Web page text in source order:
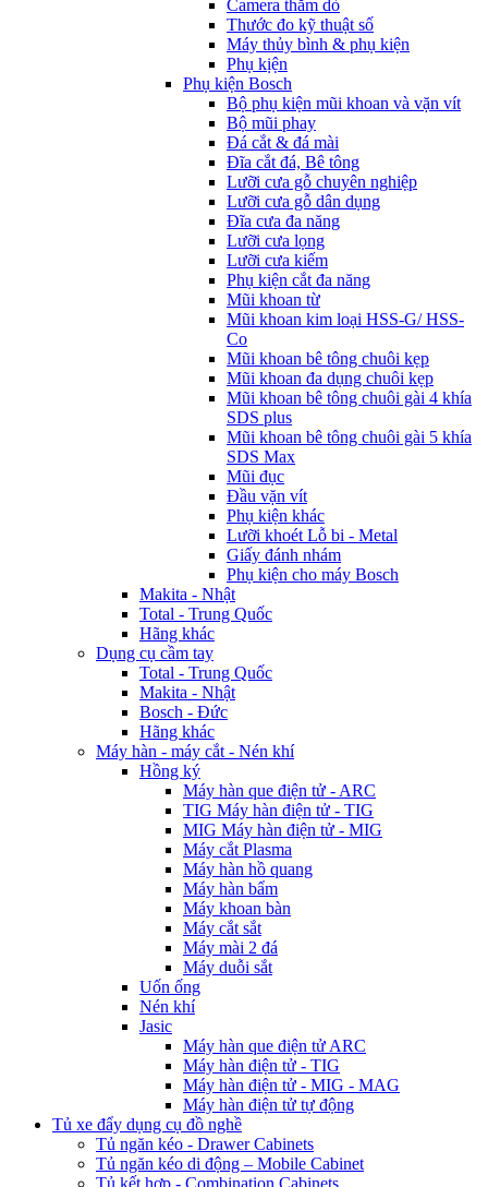
Camera thăm dò
Thước đo kỹ thuật số
Máy thủy bình & phụ kiện
Phụ kịện
Phụ kiện Bosch
Bộ phụ kiện mũi khoan và vặn vít
Bộ mũi phay
Đá cắt & đá mài
Đĩa cắt đá, Bê tông
Lưỡi cưa gỗ chuyên nghiệp
Lưỡi cưa gỗ dân dụng
Đĩa cưa đa năng
Lưỡi cưa lọng
Lưỡi cưa kiếm
Phụ kiện cắt đa năng
Mũi khoan từ
Mũi khoan kim loại HSS-G/ HSS-
Co
Mũi khoan bê tông chuôi kẹp
Mũi khoan đa dụng chuôi kẹp
Mũi khoan bê tông chuôi gài 4 khía
SDS plus
Mũi khoan bê tông chuôi gài 5 khía
SDS Max
Mũi đục
Đầu vặn vít
Phụ kiện khác
Lưỡi khoét Lỗ bi - Metal
Giấy đánh nhám
Phụ kiện cho máy Bosch
Makita - Nhật
Total - Trung Quốc
Hãng khác
Dụng cụ cầm tay
Total - Trung Quốc
Makita - Nhật
Bosch - Đức
Hãng khác
Máy hàn - máy cắt - Nén khí
Hồng ký
Máy hàn que điện tử - ARC
TIG Máy hàn điện tử - TIG
MIG Máy hàn điện tử - MIG
Máy cắt Plasma
Máy hàn hồ quang
Máy hàn bẩm
Máy khoan bàn
Máy cắt sắt
Máy mài 2 đá
Máy duỗi sắt
Uốn ống
Nén khí
Jasic
Máy hàn que điện tử ARC
Máy hàn điện tử - TIG
Máy hàn điện tử - MIG - MAG
Máy hàn điện tử tự động
Tủ xe đẩy dụng cụ đồ nghề
Tủ ngăn kéo - Drawer Cabinets
Tủ ngăn kéo di động – Mobile Cabinet
Tủ kết hợp - Combination Cabinets